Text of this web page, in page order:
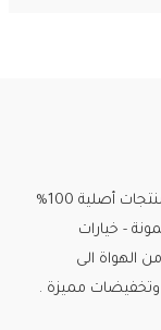
متجرك الرياضي الافضل - في ود الريس نقدم منتجات أصلية 100%
- خيارات
الهواة الى
مميزة .